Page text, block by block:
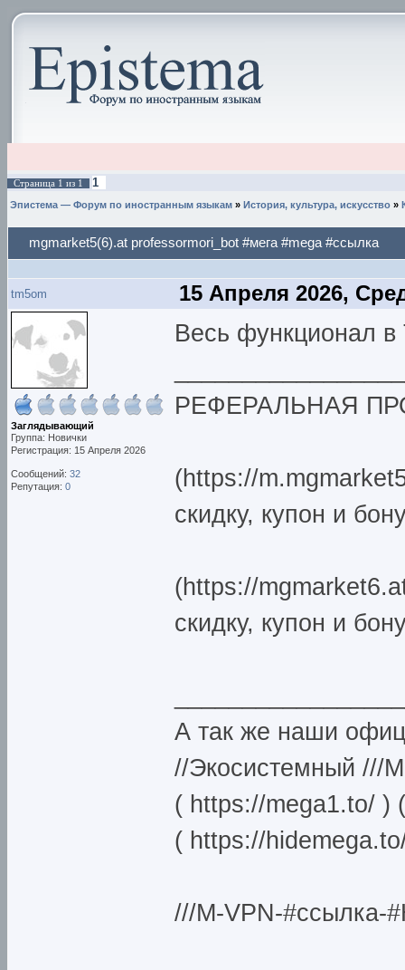
Страница 1 из 1 1
Эпистема — Форум по иностранным языкам » История, культура, искусство »
mgmarket5(6).at professormori_bot #мега #mega #ссылка
tm5om 15 Апреля 2026,
Заглядывающий
Группа: Новички
Регистрация: 15 Апреля 2026
Сообщений: 32
Репутация: 0
Весь функционал
РЕФЕРАЛЬНАЯ
(https://
скидку, купон и
(https://
скидку, купон и
А так же наши
//Экосистемный ///
( https://mega1.to/
( https://
///M-VPN-